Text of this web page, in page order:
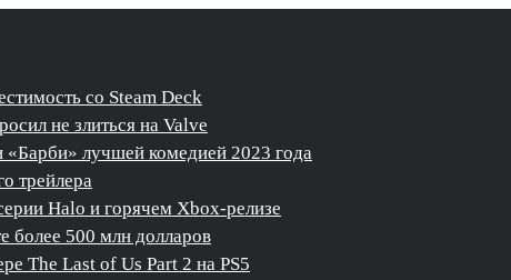
со Steam Deck
не злиться на Valve
лучшей комедией 2023 года
трейлера
Halo и горячем Xbox-релизе
более 500 млн долларов
The Last of Us Part 2 на PS5